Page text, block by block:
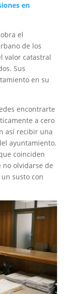
en
el
de los
valor catastral
Sus
en su
encontrarte
a cero
así recibir una
ayuntamiento.
coinciden
no olvidarse de
susto con